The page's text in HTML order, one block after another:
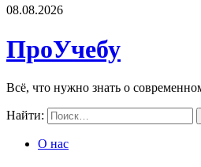
08.08.2026
ПроУчебу
Всё, что нужно знать о
Найти:
О нас